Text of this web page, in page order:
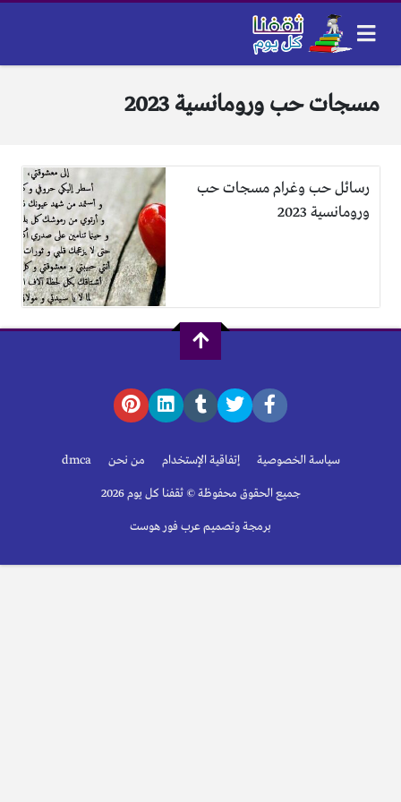
مسجات حب ورومانسية 2023
رسائل حب وغرام مسجات حب
ورومانسية 2023
سياسة الخصوصية إتفاقية الإستخدام من نحن dmca
جميع الحقوق محفوظة © ثقفنا كل يوم 2026
برمجة وتصميم عرب فور هوست